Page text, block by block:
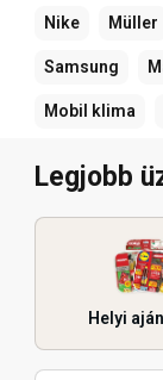
Nike Müller
Samsung
Mobil klima
Legjobb
Helyi